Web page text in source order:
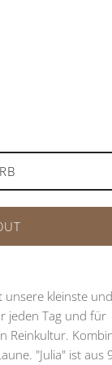
unsere kleinste und
jeden Tag und für
Reinkultur.
"Julia" ist aus